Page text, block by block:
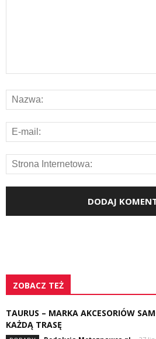
ZOBACZ TEŻ
TAURUS – MARKA AKCESORIÓW
KAŻDĄ TRASĘ